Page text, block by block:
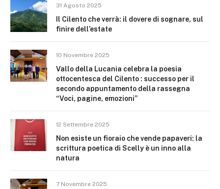
31 Agosto 2025
Il Cilento che verrà: il dovere di sognare, sul
finire dell’estate
10 Novembre 2025
Vallo della Lucania celebra la poesia
ottocentesca del Cilento : successo per il
secondo appuntamento della rassegna
“Voci, pagine, emozioni”
12 Settembre 2025
Non esiste un fioraio che vende papaveri: la
scrittura poetica di Scelly è un inno alla
natura
7 Novembre 2025